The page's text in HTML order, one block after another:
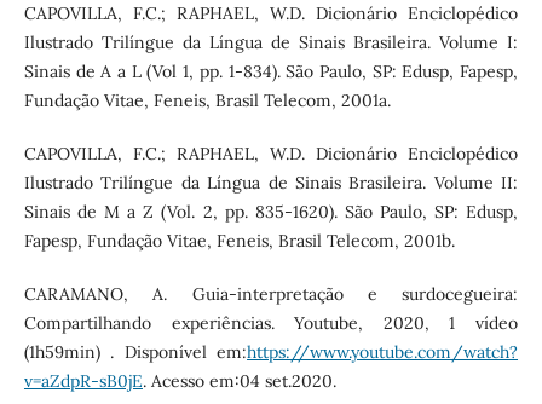
CAPOVILLA, F.C.; RAPHAEL, W.D. Dicionário Enciclopédico
Ilustrado Trilíngue da Língua de Sinais Brasileira. Volume I:
Sinais de A a L (Vol 1, pp. 1-834). São Paulo, SP: Edusp, Fapesp,
Fundação Vitae, Feneis, Brasil Telecom, 2001a.
CAPOVILLA, F.C.; RAPHAEL, W.D. Dicionário Enciclopédico
Ilustrado Trilíngue da Língua de Sinais Brasileira. Volume II:
Sinais de M a Z (Vol. 2, pp. 835-1620). São Paulo, SP: Edusp,
Fapesp, Fundação Vitae, Feneis, Brasil Telecom, 2001b.
CARAMANO, A. Guia-interpretação e surdocegueira:
Compartilhando experiências. Youtube, 2020, 1 vídeo
(1h59min) . Disponível em:https://www.youtube.com/watch?
v=aZdpR-sB0jE. Acesso em:04 set.2020.